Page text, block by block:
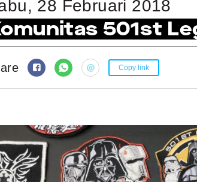
28 Februari 2018
501st
Copy link